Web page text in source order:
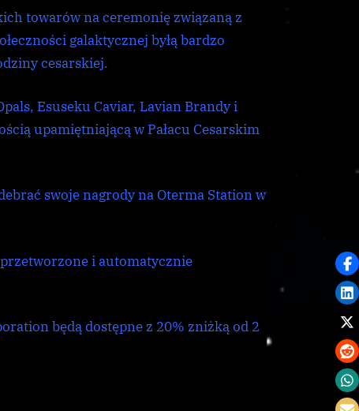
upamiętniającą
towarów na ceremonię związaną z
galaktycznej byłą bardzo
cesarskiej.
Esuseku Caviar, Lavian Brandy i
upamiętniającą w Pałacu Cesarskim
swoje nagrody na Oterma Station w
i automatycznie
będą dostępne z 20% zniżką od 2